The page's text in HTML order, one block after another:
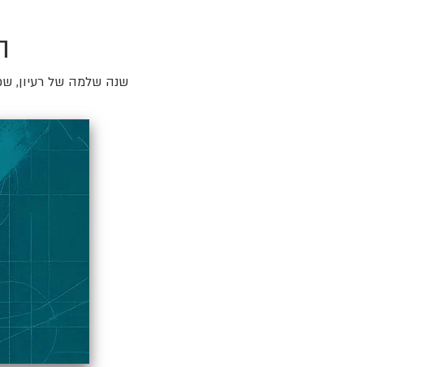
שנה שלמה של רעיון,